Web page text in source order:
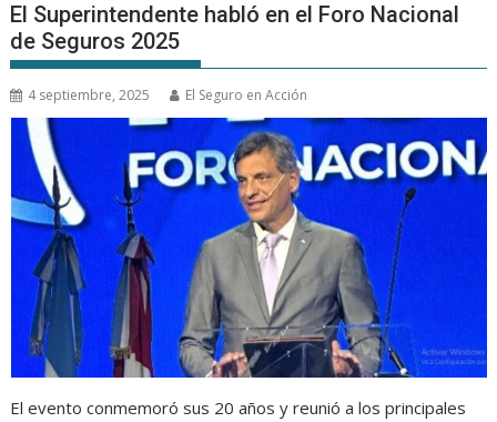
El Superintendente habló en el Foro Nacional
de Seguros 2025
4 septiembre, 2025 El Seguro en Acción
El evento conmemoró sus 20 años y reunió a los principales